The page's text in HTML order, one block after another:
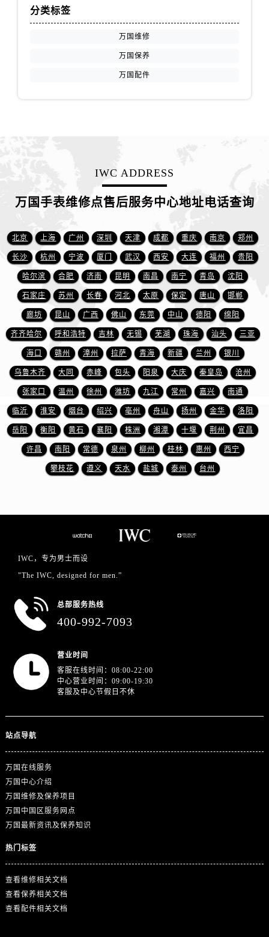
江苏省泰州市海陵区永定东路399号置地商务中心东塔（华润万象城）17层1706室万国售后服务中心（需提前预约）
江西省赣州市章贡区文清路万国售后服务中心（需提前预约）
江西省景德镇市珠山区珠山中路万国售后服务中心（需提前预约）
江西省九江市浔阳区浔阳路万国售后服务中心（需提前预约）
江西省南昌市红谷滩新区红谷中大道998号绿地双子塔（中央广场）A1座办公楼14层1407室万国售后服务中心（需提前预约）
江西省萍乡市安源区萍安北大道与康庄路交叉口万国售后服务中心（需提前预约）
江西省上饶市信州区滨江西路万国售后服务中心（需提前预约）
江西省新余市渝水区北湖西路万国售后服务中心（需提前预约）
江西省宜春市袁州区中山中路万国售后服务中心（需提前预约）
江西省鹰潭市月湖区胜利东路万国售后服务中心（需提前预约）
山东省德州市德城区东风中路万国售后服务中心（需提前预约）
山东省东营市东营区济南路万国售后服务中心（需提前预约）
山东省济南市历下区经十路11111号华润中心写字楼（万象城）15层1508室万国售后服务中心（需提前预约）
山东省济宁市任城区太白楼路万国售后服务中心（需提前预约）
山东省莱芜市文化南路8号银座商城名表维修一楼名表维修万国售后服务中心（需提前预约）
山东省临沂市兰山区解放路万国售后服务中心（需提前预约）
分类标签
万国维修
万国保养
万国配件
IWC ADDRESS
万国手表维修点售后服务中心地址电话查询
北京 上海 广州 深圳 天津 成都 重庆 南京 郑州
长沙 杭州 宁波 厦门 武汉 西安 大连 福州 贵阳
哈尔滨 合肥 济南 昆明 南昌 南宁 青岛 沈阳
石家庄 苏州 长春 河北 太原 保定 唐山 邯郸
廊坊 昆山 广西 佛山 东莞 中山 德阳 绵阳
齐齐哈尔 呼和浩特 吉林 无锡 芜湖 珠海 汕头 三亚
海口 赣州 漳州 拉萨 青海 新疆 兰州 银川
乌鲁木齐 大同 赤峰 包头 阳泉 大庆 秦皇岛 沧州
张家口 温州 徐州 潍坊 九江 常州 嘉兴 南通
临沂 淮安 烟台 绍兴 亳州 舟山 扬州 金华 洛阳
岳阳 衡阳 黄石 襄阳 株洲 湘潭 十堰 荆州 宜昌
许昌 南阳 常德 泉州 柳州 桂林 惠州 西宁
攀枝花 遵义 天水 盐城 泰州 台州
IWC，专为男士而设
"The IWC, designed for men.”
总部服务热线
400-992-7093
营业时间
客服在线时间：08:00-22:00
中心营业时间：09:00-19:30
客服及中心节假日不休
站点导航
万国在线服务
万国中心介绍
万国维修及保养项目
万国中国区服务网点
万国最新资讯及保养知识
热门标签
查看维修相关文档
查看保养相关文档
查看配件相关文档